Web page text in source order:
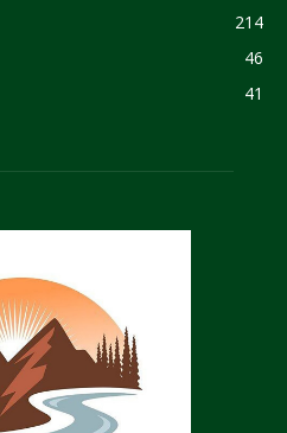
214
46
41